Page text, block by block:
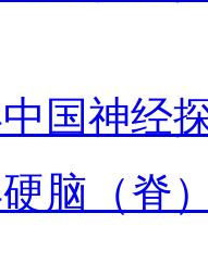
国神经
硬脑（脊